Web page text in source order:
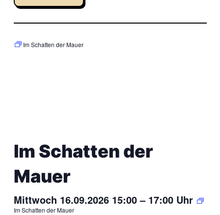
Im Schatten der Mauer
Im Schatten der
Mauer
Mittwoch 16.09.2026 15:00– 17:00Uhr
Im Schatten der Mauer